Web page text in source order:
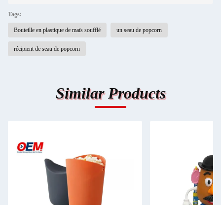
Tags:
Bouteille en plastique de maïs soufflé un seau de popcorn
récipient de seau de popcorn
Similar Products